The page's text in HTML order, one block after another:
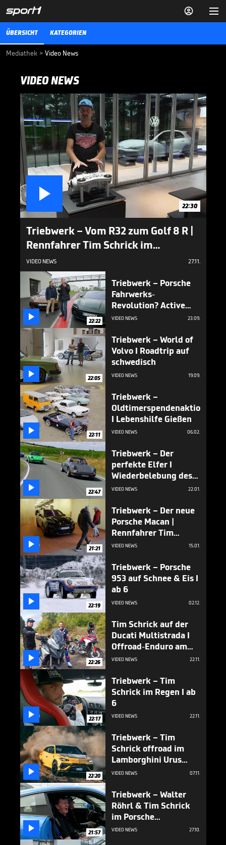


ÜBERSICHT KATEGORIEN
Mediathek > Video News
VIDEO NEWS

22:30
Triebwerk – Vom R32 zum Golf 8 R |
Rennfahrer Tim Schrick im
aktuellen Facelift!
VIDEO NEWS 27.11.
 22:22
Triebwerk – Porsche
Fahrwerks-
Revolution? Active
Ride im Härtetest bei
Schrick I Nürburgring
Nordschleife
VIDEO NEWS 23.09.
 22:05
Triebwerk – World of
Volvo I Roadtrip auf
schwedisch
VIDEO NEWS 19.09.
 22:11
Triebwerk –
Oldtimerspendenaktion
I Lebenshilfe Gießen
VIDEO NEWS 06.02.
 22:47
Triebwerk – Der
perfekte Elfer I
Wiederbelebung des
Mythos Porsche 911 ST
VIDEO NEWS 22.01.
 21:21
Triebwerk – Der neue
Porsche Macan |
Rennfahrer Tim
Schrick darf am noch
Hand anlegen!
VIDEO NEWS 15.01.
 22:19
Triebwerk – Porsche
953 auf Schnee & Eis I
ab 6
VIDEO NEWS 02.12.
 22:26
Tim Schrick auf der
Ducati Multistrada I
Offroad-Enduro am
Bilster Berg I
VIDEO NEWS 22.11.
 22:17
Triebwerk – Tim
Schrick im Regen I ab
6
VIDEO NEWS 22.11.
 22:20
Triebwerk – Tim
Schrick offroad im
Lamborghini Urus
Performante I ab 6
VIDEO NEWS 07.11.
 21:57
Triebwerk – Walter
Röhrl & Tim Schrick
im Porsche
„Röhrlx911“ I ab 6
VIDEO NEWS 27.10.